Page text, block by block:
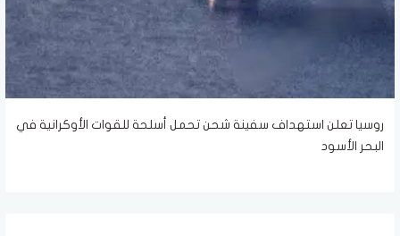
روسيا تعلن استهداف سفينة شحن تحمل أسلحة للقوات الأوكرانية في
البحر الأسود